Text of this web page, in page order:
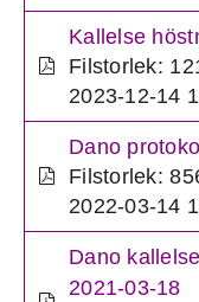
Kallelse
Filstorlek:
2023-12-14
Dano
Filstorlek:
2022-03-14
Dano
2021-03-18